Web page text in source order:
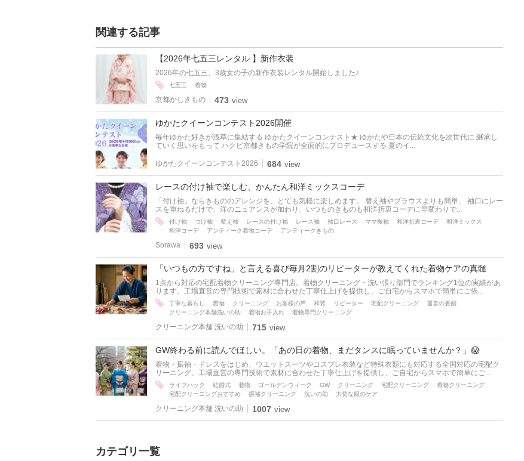
関連する記事
【2026年七五三レンタル 】新作衣装
2026年の七五三、3歳女の子の新作衣装レンタル開始しました♪
七五三 着物
京都かしきもの 473 view
ゆかたクイーンコンテスト2026開催
毎年ゆかた好きが浅草に集結する ゆかたクイーンコンテスト★ ゆかたや日本の伝統文化を次世代に 継承し
ていく思いをもって ハクビ京都きもの学院が全面的にプロデュースする 夏のイ...
ゆかたクイーンコンテスト2026 684 view
レースの付け袖で楽しむ、かんたん和洋ミックスコーデ
「付け袖」ならきもののアレンジを、とても気軽に楽しめます。 替え袖やブラウスよりも簡単、 袖口にレー
スを重ねるだけで、洋のニュアンスが加わり、いつものきものも和洋折衷コーデに早変わりで...
付け袖 つけ袖 変え袖 レースの付け袖 レース袖 袖口レース ママ振袖 和洋折衷コーデ
和洋ミックス
和洋コーデ
アンティーク着物コーデ アンティークきもの
Sorawa 693 view
「いつもの方ですね」と言える喜び毎月2割のリピーターが教えてくれた着物ケアの真髄
1点から対応の宅配着物クリーニング専門店。着物クリーニング・洗い張り部門でランキング1位の実績があ
ります。工場直営の専門技術で素材に合わせた丁寧仕上げを提供し、ご自宅からスマホで簡単にご依...
丁寧な暮らし 着物 クリーニング お客様の声 和装 リピーター 宅配クリーニング
運営の裏側
クリーニング本舗洗いの助
着物お手入れ 着物専門クリーニング
クリーニング本舗 洗いの助 715 view
GW終わる前に読んでほしい。「あの日の着物、まだタンスに眠っていませんか？」😱
着物・振袖・ドレスをはじめ、ウエットスーツやコスプレ衣装など特殊衣類にも対応する全国対応の宅配ク
リーニング。工場直営の専門技術で素材に合わせた丁寧仕上げを提供し、ご自宅からスマホで簡単にご...
ライフハック 結婚式 着物 ゴールデンウィーク GW クリーニング 宅配クリーニング
着物クリーニング
宅配クリーニングおすすめ
振袖クリーニング 洗いの助 大切な服のケア
クリーニング本舗 洗いの助 1007 view
カテゴリ一覧